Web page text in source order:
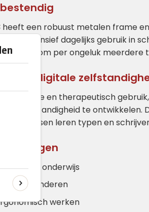
heeft een robuust metalen frame
voor intensief dagelijks gebruik in
om per ongeluk
& digitale
educatie en therapeutisch
zelfstandigheid te ontwikkelen.
tussen leren typen en
speciaal onderwijs
jonge kinderen
werken